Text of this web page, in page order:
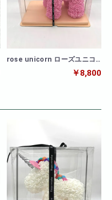
rose unicorn ローズユニコ
￥8,800